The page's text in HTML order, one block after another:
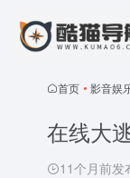
首页 • 影音娱
在线大
11个月前发